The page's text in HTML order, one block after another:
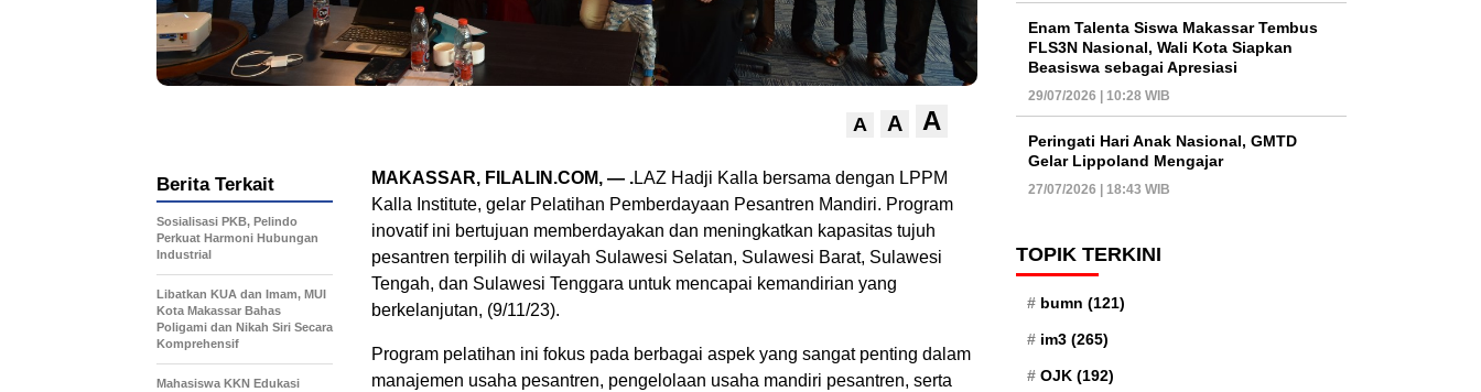
A A A
MAKASSAR, FILALIN.COM, — .LAZ Hadji Kalla bersama dengan LPPM
Kalla Institute, gelar Pelatihan Pemberdayaan Pesantren Mandiri. Program
inovatif ini bertujuan memberdayakan dan meningkatkan kapasitas tujuh
pesantren terpilih di wilayah Sulawesi Selatan, Sulawesi Barat, Sulawesi
Tengah, dan Sulawesi Tenggara untuk mencapai kemandirian yang
berkelanjutan, (9/11/23).
Program pelatihan ini fokus pada berbagai aspek yang sangat penting dalam
manajemen usaha pesantren, pengelolaan usaha mandiri pesantren, serta
Berita Terkait
Sosialisasi PKB, Pelindo
Perkuat Harmoni Hubungan
Industrial
Libatkan KUA dan Imam, MUI
Kota Makassar Bahas
Poligami dan Nikah Siri Secara
Komprehensif
Mahasiswa KKN Edukasi
Enam Talenta Siswa Makassar Tembus
FLS3N Nasional, Wali Kota Siapkan
Beasiswa sebagai Apresiasi
29/07/2026 | 10:28 WIB
Peringati Hari Anak Nasional, GMTD
Gelar Lippoland Mengajar
27/07/2026 | 18:43 WIB
TOPIK TERKINI
bumn (121)
im3 (265)
OJK (192)